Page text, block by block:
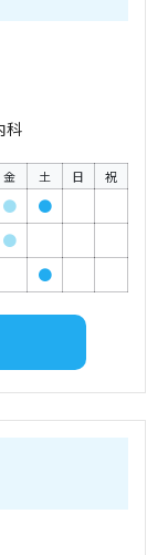
科
金 土 日 祝
●
●
●
●